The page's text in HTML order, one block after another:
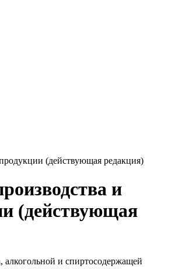
(действующая редакция)
и
(действующая
алкогольной и спиртосодержащей